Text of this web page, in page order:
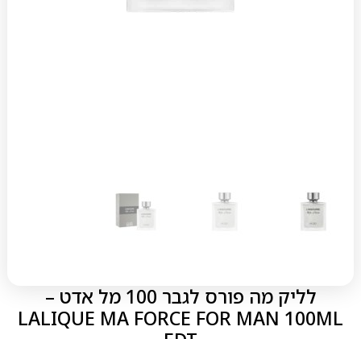
לליק מה פורס לגבר 100 מל אדט –
LALIQUE MA FORCE FOR MAN 100ML